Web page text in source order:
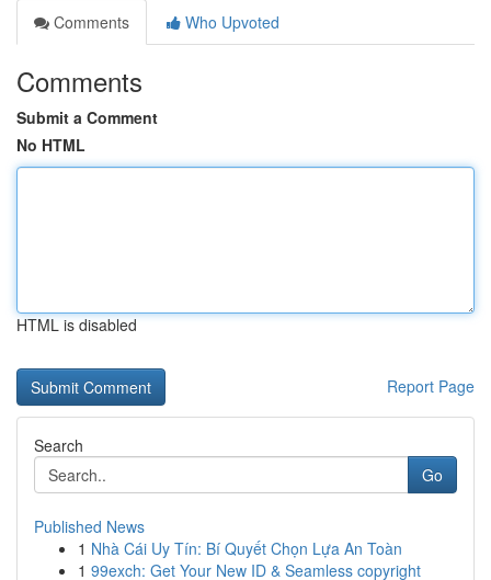
Comments
Who Upvoted
Comments
Submit a Comment
No HTML
HTML is disabled
Report Page
Search
Go
Published News
1 Nhà Cái Uy Tín: Bí Quyết Chọn Lựa An Toàn
1 99exch: Get Your New ID & Seamless copyright